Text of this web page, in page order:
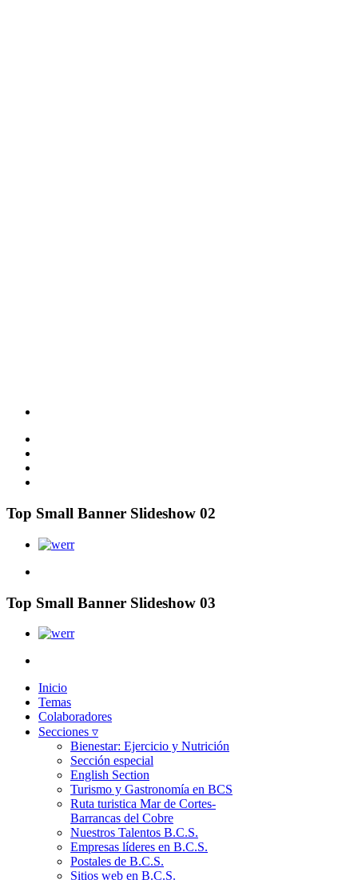
Top Small Banner Slideshow 02
Top Small Banner Slideshow 03
Inicio
Temas
Colaboradores
Secciones ▿
Bienestar: Ejercicio y Nutrición
Sección especial
English Section
Turismo y Gastronomía en BCS
Ruta turistica Mar de Cortes-
Barrancas del Cobre
Nuestros Talentos B.C.S.
Empresas líderes en B.C.S.
Postales de B.C.S.
Sitios web en B.C.S.